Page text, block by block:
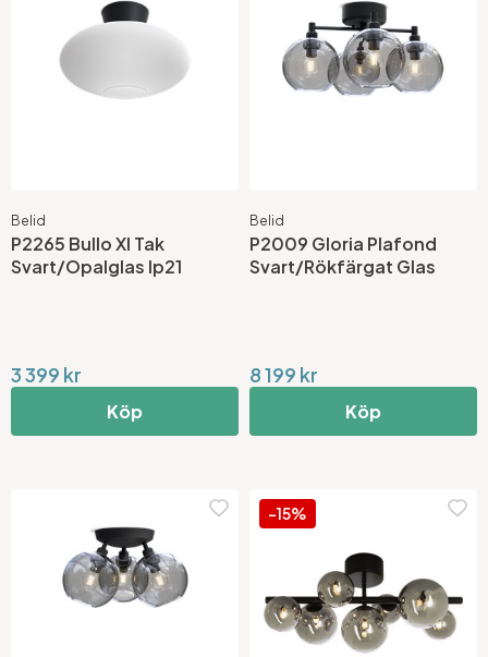
Belid
P2265 Bullo Xl Tak
Svart/Opalglas Ip21
3 399 kr
Köp
Belid
P2009 Gloria Plafond
Svart/Rökfärgat Glas
8 199 kr
Köp
-15%